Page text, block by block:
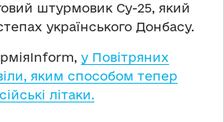
штурмовик Су-25, який
українського Донбасу.
у Повітряних
яким способом тепер
літаки.